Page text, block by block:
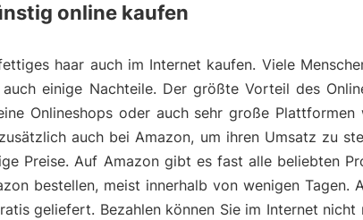
online kaufen
haar auch im Internet kaufen. Viele
einige Nachteile. Der größte Vorteil des
Onlineshops oder auch sehr große
auch bei Amazon, um ihren Umsatz zu
Preise. Auf Amazon gibt es fast alle beliebten
bestellen, meist innerhalb von wenigen Tagen.
geliefert. Bezahlen können Sie im Internet